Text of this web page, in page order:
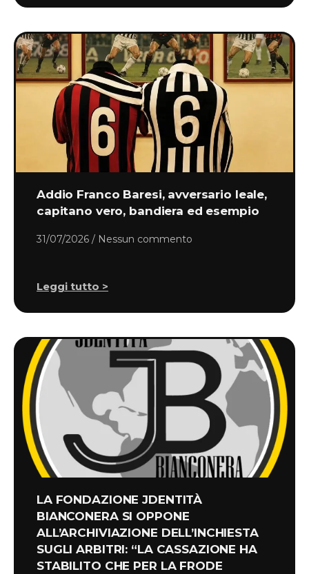
Addio Franco Baresi, avversario leale,
capitano vero, bandiera ed esempio
31/07/2026 Nessun commento
Leggi tutto >
LA FONDAZIONE JDENTITÀ
BIANCONERA SI OPPONE
ALL’ARCHIVIAZIONE DELL’INCHIESTA
SUGLI ARBITRI: “LA CASSAZIONE HA
STABILITO CHE PER LA FRODE